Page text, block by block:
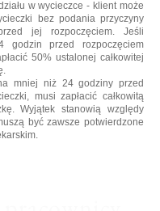
w wycieczce - klient może
bez podania przyczyny
jej rozpoczęciem. Jeśli
godzin przed rozpoczęciem
50% ustalonej całkowitej
mniej niż 24 godziny przed
musi zapłacić całkowitą
Wyjątek stanowią względy
być zawsze potwierdzone